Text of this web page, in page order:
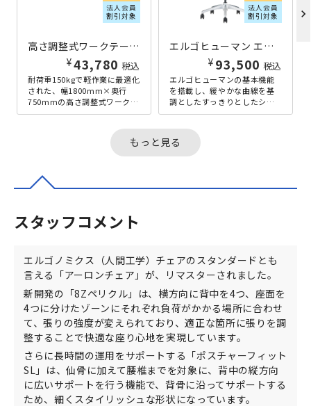
法人会員
割引対象
高さ調整式ワークテーブル W1800×D750×H600-900 ホワイト
¥43,780 税込
耐荷重150kgで軽作業に最適化
された、幅1800mm×奥行
750mmの高さ調整式ワークテ
ーブルです。高さを400～
法人会員
割引対象
エルゴヒューマン エンジョイ2 ロータイプ W680×D645×H995-1155 ブラック
¥ 93,500 税込
エルゴヒューマンの基本機能
を搭載し、緩やかな曲線を基
調としたすっきりとしたシャ
ープなデザインが魅力のエン
エルゴヒ...
chevron_right
もっと見る
スタッフコメント
エルゴノミクス（人間工学）チェアのスタンダードとも
言える「アーロンチェア」が、リマスターされました。
新開発の「8Zペリクル」は、横方向に背中を4つ、座面を
4つに分けたゾーンにそれぞれ負荷がかかる場所に合わせ
て、張りの強度が変えられており、適正な箇所に張りを調
整することで快適な座り心地を実現しています。
さらに長時間の運用をサポートする「ポスチャーフィット
SL」は、仙骨に加えて腰椎までを対象に、背中の縦方向
に広いサポートを行う機能で、背骨に沿ってサポートする
ため、細くスタイリッシュな形状になっています。